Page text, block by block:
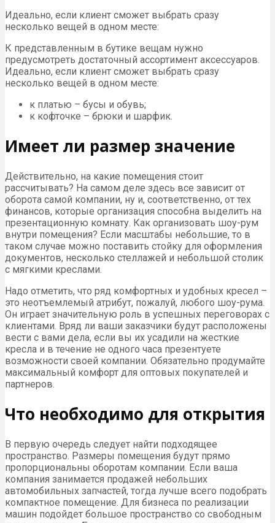
Идеально, если клиент сможет выбрать сразу
несколько вещей в одном месте:
К представленным в бутике вещам нужно
предусмотреть достаточный ассортимент аксессуаров.
Идеально, если клиент сможет выбрать сразу
несколько вещей в одном месте:
к платью – бусы и обувь;
к кофточке – брюки и шарфик.
Имеет ли размер значение
Действительно, на какие помещения стоит
рассчитывать? На самом деле здесь все зависит от
оборота самой компании, ну и, соответственно, от тех
финансов, которые организация способна выделить на
презентационную комнату. Как организовать шоу-рум
внутри помещения? Если масштабы небольшие, то в
таком случае можно поставить стойку для оформления
документов, несколько стеллажей и небольшой столик
с мягкими креслами.
Надо отметить, что ряд комфортных и удобных кресел –
это неотъемлемый атрибут, пожалуй, любого шоу-рума.
Он играет значительную роль в успешных переговорах с
клиентами. Вряд ли ваши заказчики будут расположены
вести с вами дела, если вы их усадили на жесткие
кресла и в течение не одного часа презентуете
возможности своей компании. Обязательно продумайте
максимальный комфорт для оптовых покупателей и
партнеров.
Что необходимо для открытия
В первую очередь следует найти подходящее
пространство. Размеры помещения будут прямо
пропорциональны оборотам компании. Если ваша
компания занимается продажей небольших
автомобильных запчастей, тогда лучше всего подобрать
компактное помещение. Для бизнеса по реализации
машин подойдет большое пространство со свободным